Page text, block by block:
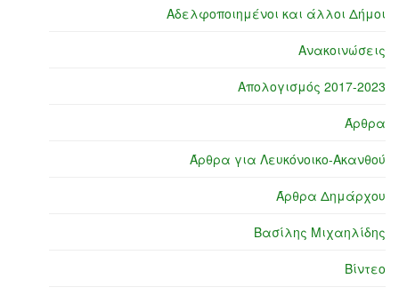
Αδελφοποιημένοι και άλλοι Δήμοι
Ανακοινώσεις
Απολογισμός 2017-2023
Άρθρα
Άρθρα για Λευκόνοικο-Ακανθού
Άρθρα Δημάρχου
Βασίλης Μιχαηλίδης
Βίντεο